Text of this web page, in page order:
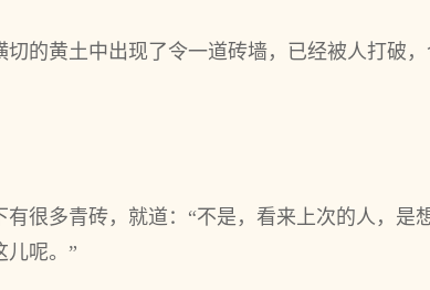
的黄土中出现了令一道砖墙，已经被人打破
很多青砖，就道：“不是，看来上次的人，是
儿呢。”